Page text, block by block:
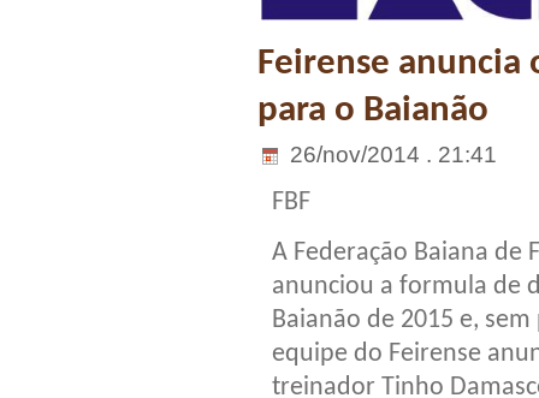
Feirense anuncia
para o Baianão
26/nov/2014 . 21:41
FBF
A Federação Baiana de
anunciou a formula de
Baianão de 2015 e,
equipe do Feirense
treinador Tinho